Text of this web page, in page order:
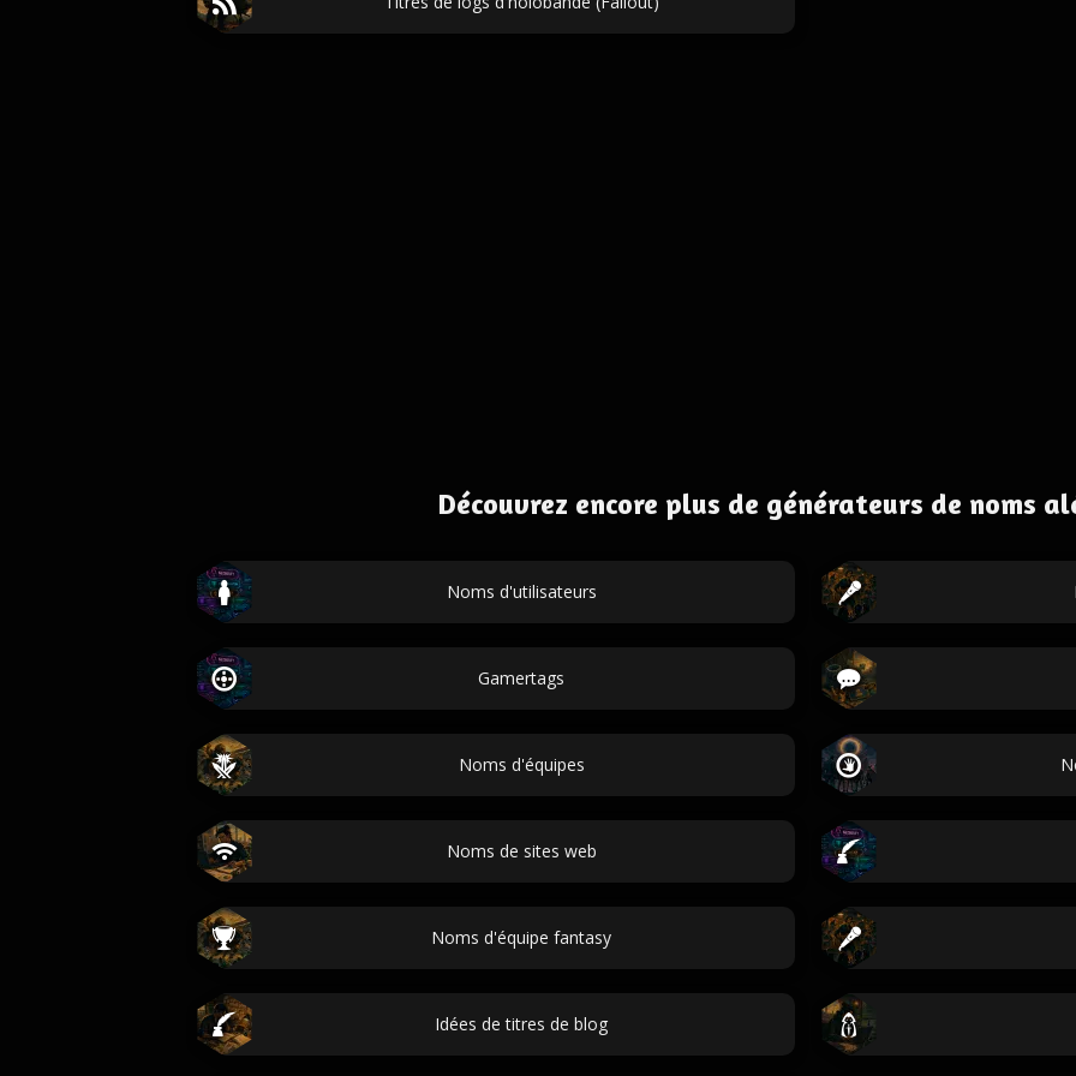
Découvrez encore plus de générateurs de noms
Noms d'utilisateurs
Gamertags
Noms d'équipes
Noms de sites web
Noms d'équipe fantasy
Idées de titres de blog